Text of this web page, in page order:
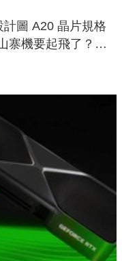
圖 A20 晶片規格
寨機要起飛了？專